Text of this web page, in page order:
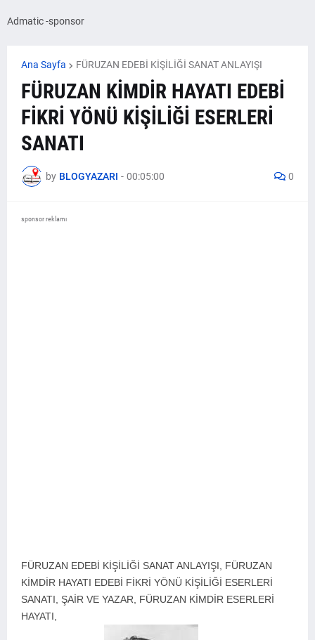
Admatic -sponsor
Ana Sayfa FÜRUZAN EDEBİ KİŞİLİĞİ SANAT ANLAYIŞI
FÜRUZAN KİMDİR HAYATI EDEBİ
FİKRİ YÖNÜ KİŞİLİĞİ ESERLERİ
SANATI
by BLOGYAZARI - 00:05:00 0
sponsor reklamı
FÜRUZAN EDEBİ KİŞİLİĞİ SANAT ANLAYIŞI, FÜRUZAN
KİMDİR HAYATI EDEBİ FİKRİ YÖNÜ KİŞİLİĞİ ESERLERİ
SANATI, ŞAİR VE YAZAR, FÜRUZAN KİMDİR ESERLERİ
HAYATI,